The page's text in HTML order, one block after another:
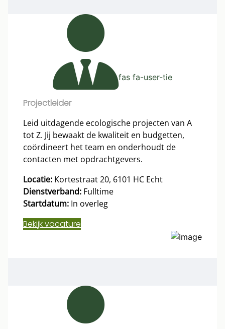
fas fa-user-tie
Projectleider
Leid uitdagende ecologische projecten van A
tot Z. Jij bewaakt de kwaliteit en budgetten,
coördineert het team en onderhoudt de
contacten met opdrachtgevers.
Locatie: Kortestraat 20, 6101 HC Echt
Dienstverband: Fulltime
Startdatum: In overleg
Bekijk vacature